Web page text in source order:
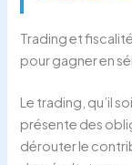
Trading et
pour gagner en
Le trading, qu’il
présente des
dérouter le